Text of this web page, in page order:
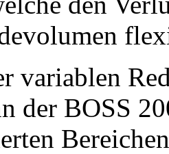
variablen
der BOSS